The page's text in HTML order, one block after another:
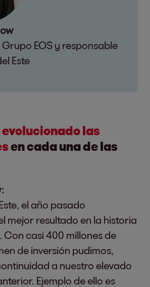
EOS y responsable
Este
evolucionado las
en cada una de las
el año pasado
mejor resultado en la historia
Con casi 400 millones de
de inversión pudimos,
a nuestro elevado
Ejemplo de ello es